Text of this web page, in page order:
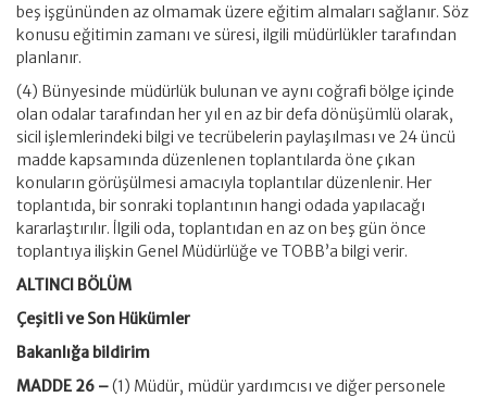
beş işgününden az olmamak üzere eğitim almaları sağlanır. Söz
konusu eğitimin zamanı ve süresi, ilgili müdürlükler tarafından
planlanır.
(4) Bünyesinde müdürlük bulunan ve aynı coğrafi bölge içinde
olan odalar tarafından her yıl en az bir defa dönüşümlü olarak,
sicil işlemlerindeki bilgi ve tecrübelerin paylaşılması ve 24 üncü
madde kapsamında düzenlenen toplantılarda öne çıkan
konuların görüşülmesi amacıyla toplantılar düzenlenir. Her
toplantıda, bir sonraki toplantının hangi odada yapılacağı
kararlaştırılır. İlgili oda, toplantıdan en az on beş gün önce
toplantıya ilişkin Genel Müdürlüğe ve TOBB’a bilgi verir.
ALTINCI BÖLÜM
Çeşitli ve Son Hükümler
Bakanlığa bildirim
MADDE 26 –(1) Müdür, müdür yardımcısı ve diğer personele